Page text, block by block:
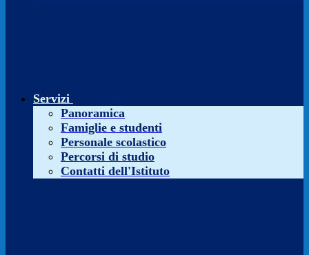
Servizi
Panoramica
Famiglie e studenti
Personale scolastico
Percorsi di studio
Contatti dell'Istituto